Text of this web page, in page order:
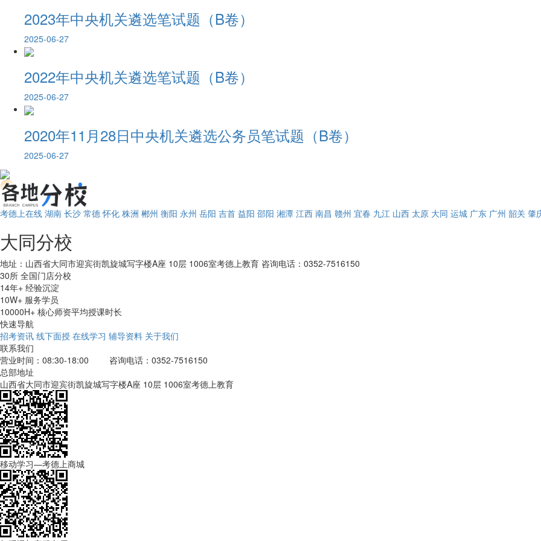
2023年中央机关遴选笔试题（B卷）
2025-06-27
2022年中央机关遴选笔试题（B卷）
2025-06-27
2020年11月28日中央机关遴选公务员笔试题（B卷）
2025-06-27
考德上在线 湖南 长沙 常德 怀化 株洲 郴州 衡阳 永州 岳阳 吉首 益阳 邵阳 湘潭 江西 南昌 赣州 宜春 九江 山西 太原 大同 运城 广东 广州 韶关 肇
大同分校
地址：山西省大同市迎宾街凯旋城写字楼A座 10层 1006室考德上教育 咨询电话：0352-7516150
30所 全国门店分校
14年+ 经验沉淀
10W+ 服务学员
10000H+ 核心师资平均授课时长
快速导航
招考资讯 线下面授 在线学习 辅导资料 关于我们
联系我们
营业时间：08:30-18:00
咨询电话：0352-7516150
总部地址
山西省大同市迎宾街凯旋城写字楼A座 10层 1006室考德上教育
移动学习—考德上商城